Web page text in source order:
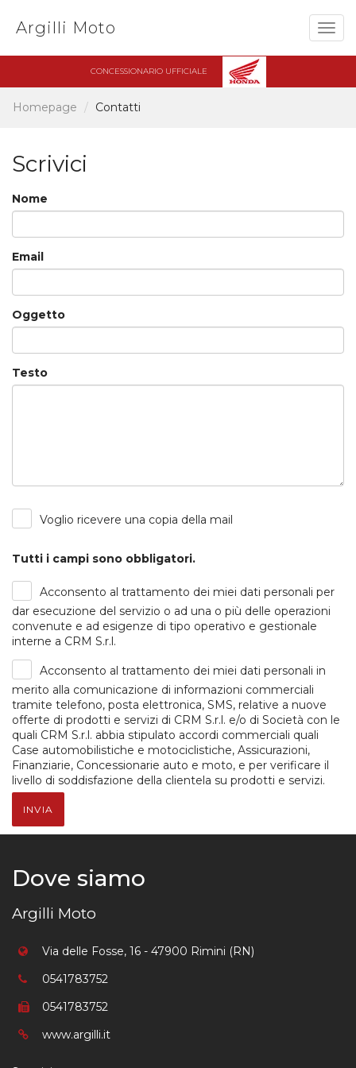
Argilli Moto
CONCESSIONARIO UFFICIALE
Homepage Contatti
Scrivici
Nome
Email
Oggetto
Testo
Voglio ricevere una copia della mail
Tutti i campi sono obbligatori.
Acconsento al trattamento dei miei dati personali per
dar esecuzione del servizio o ad una o più delle operazioni
convenute e ad esigenze di tipo operativo e gestionale
interne a CRM S.r.l.
Acconsento al trattamento dei miei dati personali in
merito alla comunicazione di informazioni commerciali
tramite telefono, posta elettronica, SMS, relative a nuove
offerte di prodotti e servizi di CRM S.r.l. e/o di Società con le
quali CRM S.r.l. abbia stipulato accordi commerciali quali
Case automobilistiche e motociclistiche, Assicurazioni,
Finanziarie, Concessionarie auto e moto, e per verificare il
livello di soddisfazione della clientela su prodotti e servizi.
INVIA
Dove siamo
Argilli Moto
Via delle Fosse, 16 - 47900 Rimini (RN)
0541783752
0541783752
www.argilli.it